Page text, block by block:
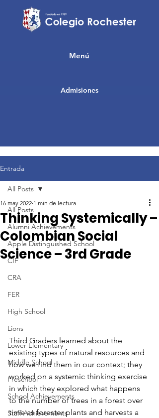
Admisiones
Menú
Entrada
All Posts
Alumni Achievements
Apple Distinguished School
CIF
CRA
FER
High School
Lions
Lower Elementary
Middle School
Preschool
School Achievements
Staff Achievements
All Posts
Thinking Systemically –
Colombian Social
Science – 3rd Grade
16 may 2022 1 min de lectura
Third Graders learned about the
existing types of natural resources and
how we find them in our context; they
worked on a systemic thinking exercise
in which they explored what happens
to the number of trees in a forest over
time as forester plants and harvests a